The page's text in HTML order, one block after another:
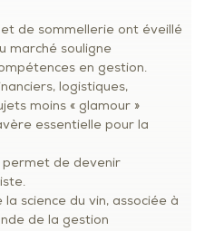
de sommellerie ont éveillé
marché souligne
en gestion.
logistiques,
moins « glamour »
essentielle pour la
de devenir
science du vin, associée à
de la gestion